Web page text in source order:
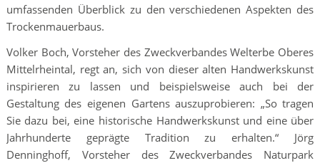
umfassenden Überblick zu den verschiedenen Aspekten des
Trockenmauerbaus.
Volker Boch, Vorsteher des Zweckverbandes Welterbe Oberes
Mittelrheintal, regt an, sich von dieser alten Handwerkskunst
inspirieren zu lassen und beispielsweise auch bei der
Gestaltung des eigenen Gartens auszuprobieren: „So tragen
Sie dazu bei, eine historische Handwerkskunst und eine über
Jahrhunderte geprägte Tradition zu erhalten.“ Jörg
Denninghoff, Vorsteher des Zweckverbandes Naturpark